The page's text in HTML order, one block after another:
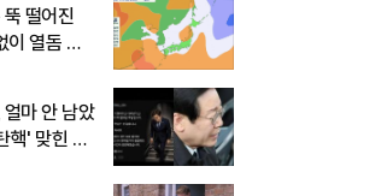
떨어진
이 열돔 박
마 안 남았
핵' 맞힌 무